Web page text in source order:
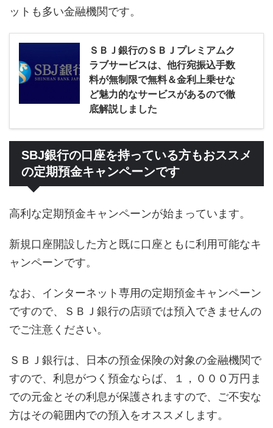
ットも多い金融機関です。
ＳＢＪ銀行のＳＢＪプレミアムク
ラブサービスは、他行宛振込手数
料が無制限で無料＆金利上乗せな
ど魅力的なサービスがあるので徹
底解説しました
SBJ銀行の口座を持っている方もおススメ
の定期預金キャンペーンです
高利な定期預金キャンペーンが始まっています。
新規口座開設した方と既に口座ともに利用可能なキ
ャンペーンです。
なお、インターネット専用の定期預金キャンペーン
ですので、ＳＢＪ銀行の店頭では預入できませんの
でご注意ください。
ＳＢＪ銀行は、日本の預金保険の対象の金融機関で
すので、利息がつく預金ならば、１，０００万円ま
での元金とその利息が保護されますので、ご不安な
方はその範囲内での預入をオススメします。